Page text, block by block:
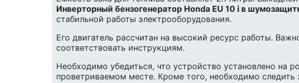
Инверторный бензогенератор Honda EU 10 i в
стабильной работы электрооборудования.
Его двигатель рассчитан на высокий ресурс работы.
соответствовать инструкциям.
Необходимо убедиться, что устройство установлено на
проветриваемом месте. Кроме того, необходимо следить